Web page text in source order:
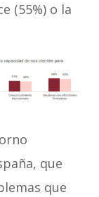
(55%) o la
que
que